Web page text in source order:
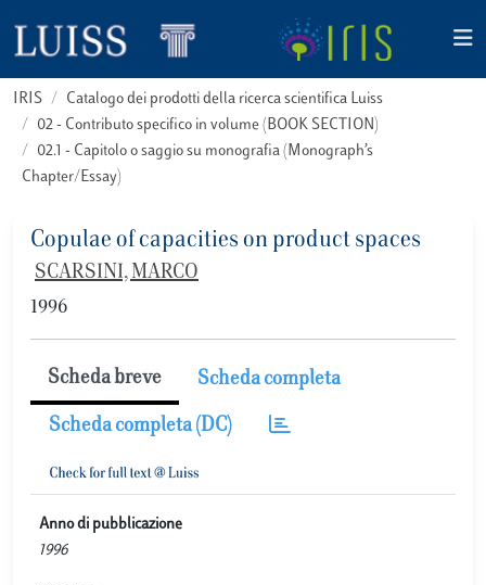
IRIS
Catalogo dei prodotti della ricerca scientifica Luiss
02 - Contributo specifico in volume (BOOK SECTION)
02.1 - Capitolo o saggio su monografia (Monograph’s
Chapter/Essay)
Copulae of capacities on product spaces
SCARSINI, MARCO
1996
Scheda breve Scheda completa
Scheda completa (DC)
Anno di pubblicazione
1996